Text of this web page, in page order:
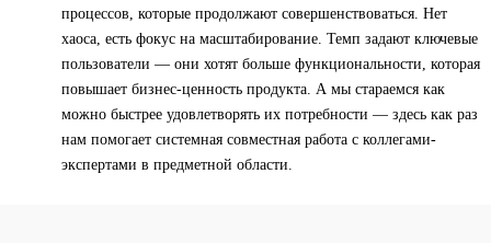
процессов, которые продолжают совершенствоваться. Нет
хаоса, есть фокус на масштабирование. Темп задают ключевые
пользователи — они хотят больше функциональности, которая
повышает бизнес-ценность продукта. А мы стараемся как
можно быстрее удовлетворять их потребности — здесь как раз
нам помогает системная совместная работа с коллегами-
экспертами в предметной области.